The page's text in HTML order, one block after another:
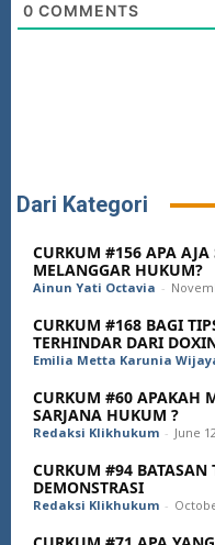
0 COMMENTS
Dari Kategori
CURKUM #156 APA
MELANGGAR HUKUM?
Ainun Yati Octavia -
CURKUM #168 BAGI
TERHINDAR DARI
Emilia Metta Karunia
CURKUM #60 APAKAH
SARJANA HUKUM ?
Redaksi Klikhukum - June
CURKUM #94
DEMONSTRASI
Redaksi Klikhukum -